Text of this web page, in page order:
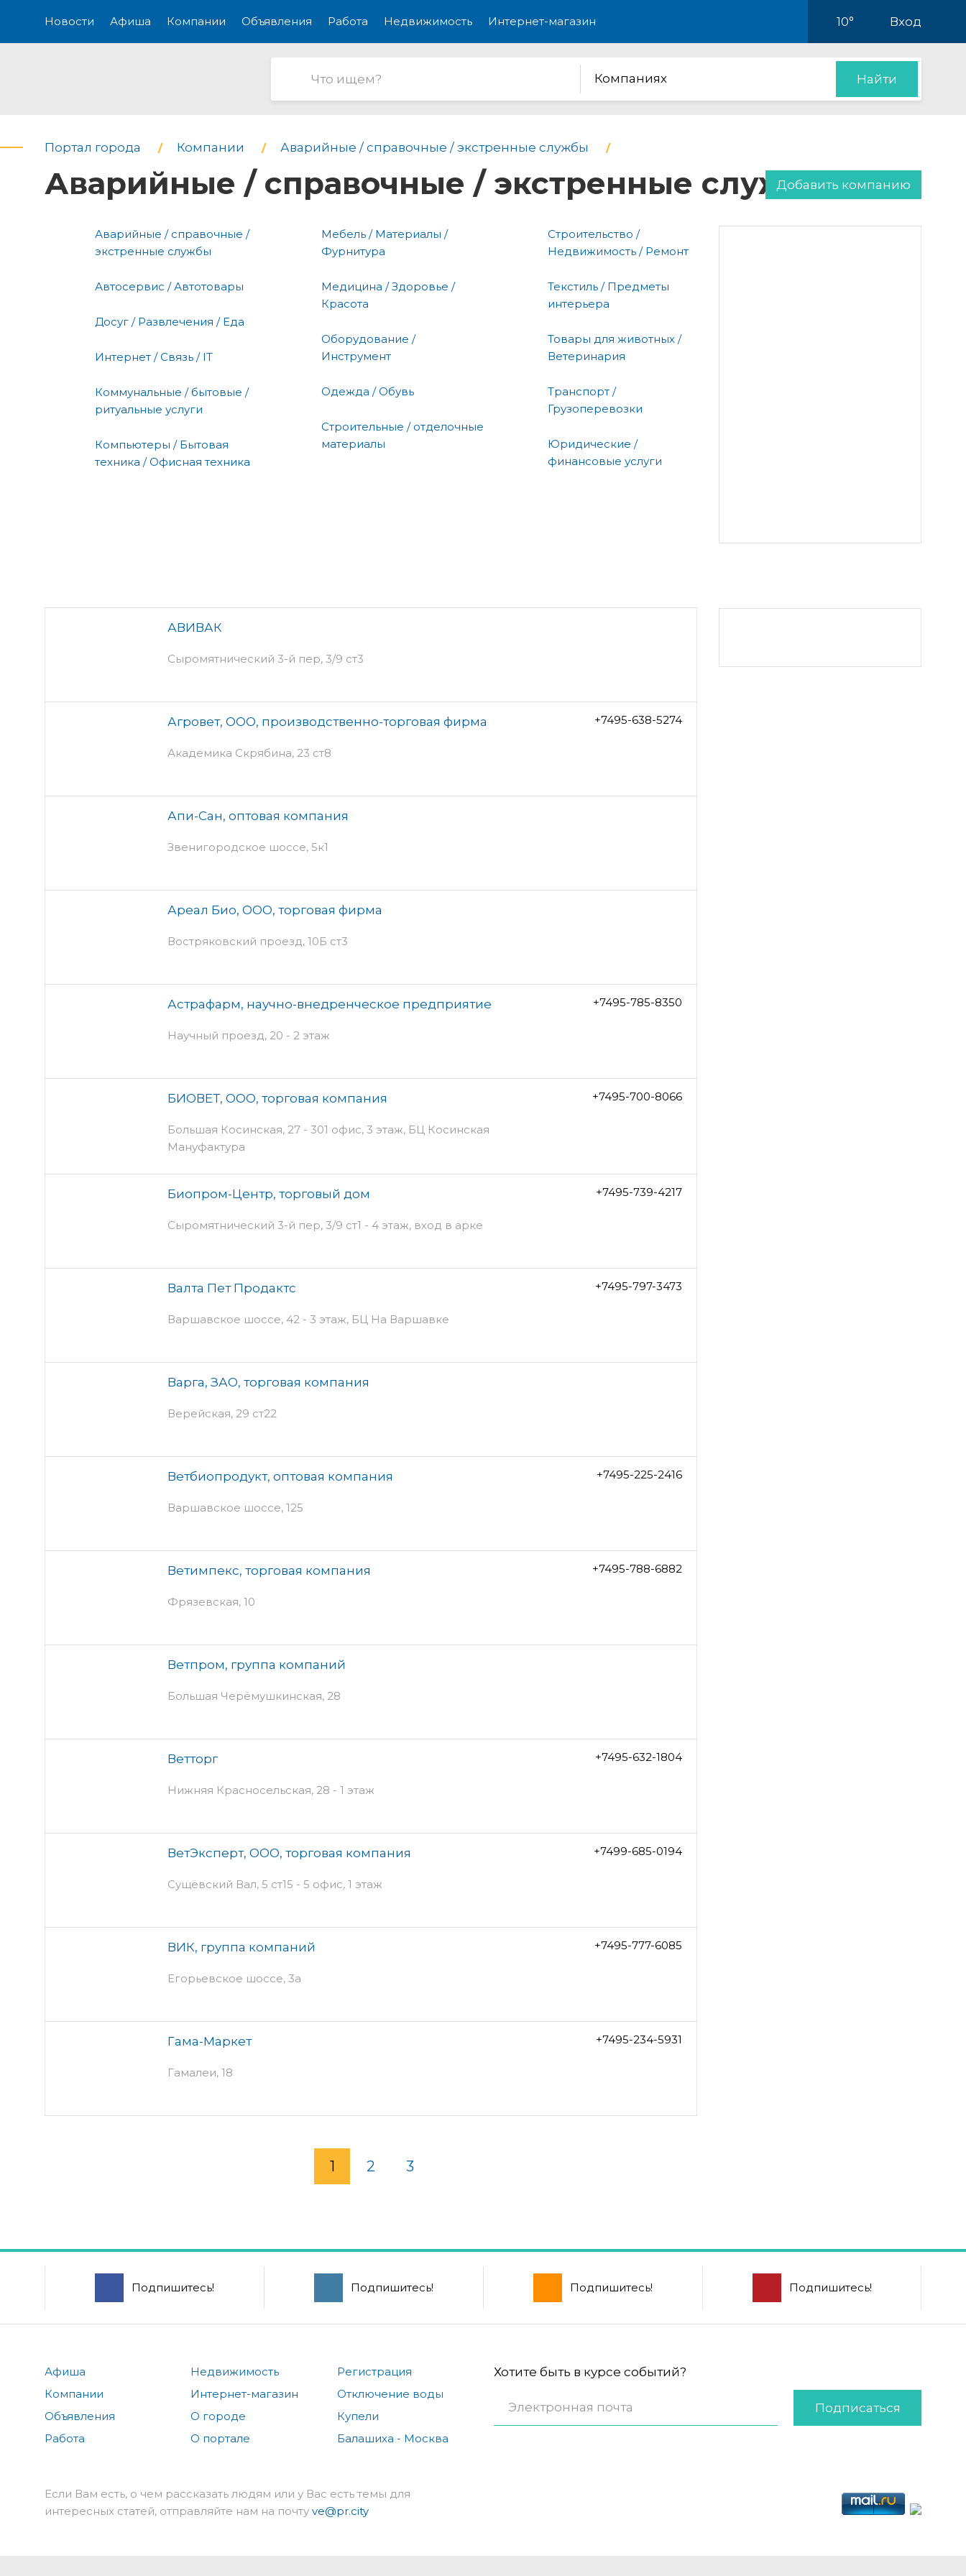
Новости Афиша Компании Объявления Работа Недвижимость Интернет-магазин 10° Вход
Компаниях Найти
Портал города Компании Аварийные / справочные / экстренные службы
Аварийные / справочные / экстренные службыДобавить компанию
Аварийные / справочные /
экстренные службы
Автосервис / Автотовары
Досуг / Развлечения / Еда
Интернет / Связь / IT
Коммунальные / бытовые /
ритуальные услуги
Компьютеры / Бытовая
техника / Офисная техника
Мебель / Материалы /
Фурнитура
Медицина / Здоровье /
Красота
Оборудование /
Инструмент
Одежда / Обувь
Строительные / отделочные
материалы
Строительство /
Недвижимость / Ремонт
Текстиль / Предметы
интерьера
Товары для животных /
Ветеринария
Транспорт /
Грузоперевозки
Юридические /
финансовые услуги
АВИВАК
Сыромятнический 3-й пер, 3/9 ст3
Агровет, ООО, производственно-торговая фирма
Академика Скрябина, 23 ст8
+7495-638-5274
Апи-Сан, оптовая компания
Звенигородское шоссе, 5к1
Ареал Био, ООО, торговая фирма
Востряковский проезд, 10Б ст3
Астрафарм, научно-внедренческое предприятие
Научный проезд, 20 - 2 этаж
+7495-785-8350
БИОВЕТ, ООО, торговая компания
Большая Косинская, 27 - 301 офис, 3 этаж, БЦ Косинская
Мануфактура
+7495-700-8066
Биопром-Центр, торговый дом
Сыромятнический 3-й пер, 3/9 ст1 - 4 этаж, вход в арке
+7495-739-4217
Валта Пет Продактс
Варшавское шоссе, 42 - 3 этаж, БЦ На Варшавке
+7495-797-3473
Варга, ЗАО, торговая компания
Верейская, 29 ст22
Ветбиопродукт, оптовая компания
Варшавское шоссе, 125
+7495-225-2416
Ветимпекс, торговая компания
Фрязевская, 10
+7495-788-6882
Ветпром, группа компаний
Большая Черёмушкинская, 28
Ветторг
Нижняя Красносельская, 28 - 1 этаж
+7495-632-1804
ВетЭксперт, ООО, торговая компания
Сущёвский Вал, 5 ст15 - 5 офис, 1 этаж
+7499-685-0194
ВИК, группа компаний
Егорьевское шоссе, 3а
+7495-777-6085
Гама-Маркет
Гамалеи, 18
+7495-234-5931
1 2 3
Подпишитесь! Подпишитесь! Подпишитесь! Подпишитесь!
Афиша
Компании
Объявления
Работа
Недвижимость
Интернет-магазин
О городе
О портале
Регистрация
Отключение воды
Купели
Балашиха - Москва
Хотите быть в курсе событий?
Подписаться
Если Вам есть, о чем рассказать людям или у Вас есть темы для
интересных статей, отправляйте нам на почту ve@pr.city